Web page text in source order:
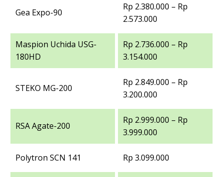
Gea Expo-90
Rp 2.380.000 – Rp
2.573.000
Maspion Uchida USG-
180HD
Rp 2.736.000 – Rp
3.154.000
STEKO MG-200
Rp 2.849.000 – Rp
3.200.000
RSA Agate-200
Rp 2.999.000 – Rp
3.999.000
Polytron SCN 141 Rp 3.099.000